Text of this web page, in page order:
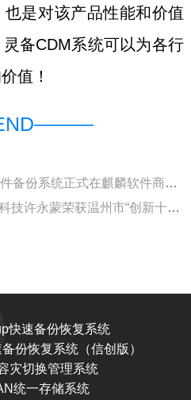
是对该产品性能和价值
备CDM系统可以为各行
值！
上一篇：灵备LinkArk终端文件备份系统正式在麒麟软件商城上架！
下一篇：创新引领未来|豪联科技许永蒙荣获温州市“创新十佳程序员”称号！
快速备份恢复系统
份恢复系统（信创版）
灾切换管理系统
统一存储系统